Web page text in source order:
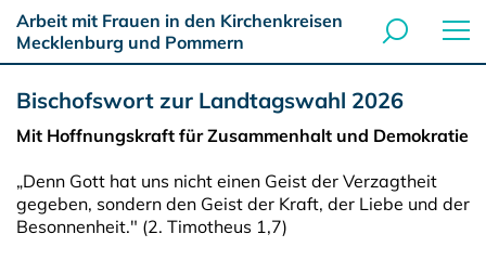
Arbeit mit Frauen in den Kirchenkreisen
Mecklenburg und Pommern
Bischofswort zur Landtagswahl 2026
Mit Hoffnungskraft für Zusammenhalt und Demokratie
„Denn Gott hat uns nicht einen Geist der Verzagtheit
gegeben, sondern den Geist der Kraft, der Liebe und der
Besonnenheit." (2. Timotheus 1,7)